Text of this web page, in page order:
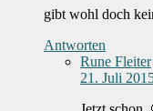
gibt wohl doch
Antworten
Rune Fleiter
21. Juli